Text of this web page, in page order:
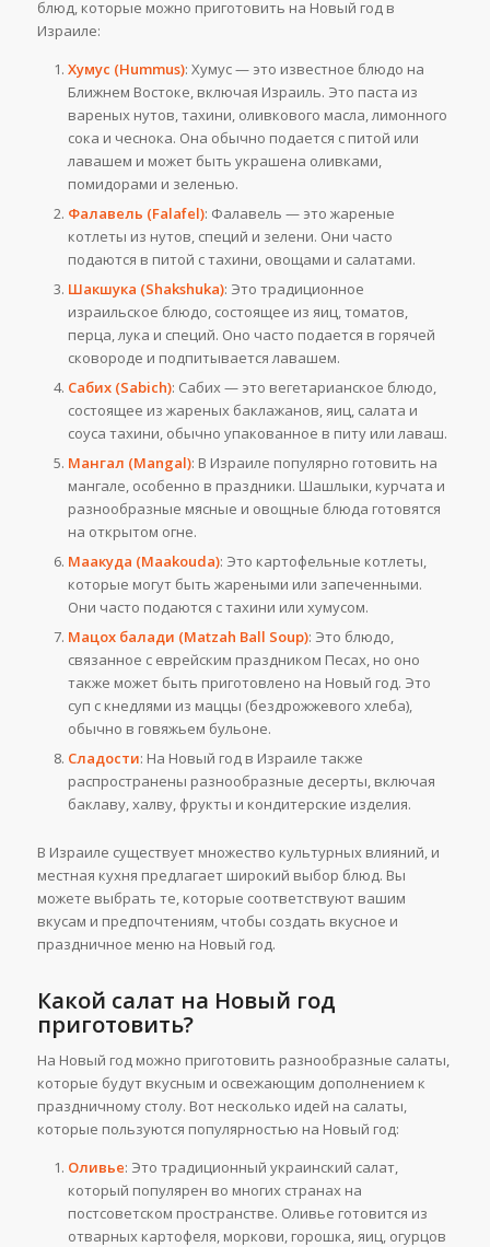
блюд, которые можно приготовить на Новый год в
Израиле:
Хумус (Hummus): Хумус — это известное блюдо на
Ближнем Востоке, включая Израиль. Это паста из
вареных нутов, тахини, оливкового масла, лимонного
сока и чеснока. Она обычно подается с питой или
лавашем и может быть украшена оливками,
помидорами и зеленью.
Фалавель (Falafel): Фалавель — это жареные
котлеты из нутов, специй и зелени. Они часто
подаются в питой с тахини, овощами и салатами.
Шакшука (Shakshuka): Это традиционное
израильское блюдо, состоящее из яиц, томатов,
перца, лука и специй. Оно часто подается в горячей
сковороде и подпитывается лавашем.
Сабих (Sabich): Сабих — это вегетарианское блюдо,
состоящее из жареных баклажанов, яиц, салата и
соуса тахини, обычно упакованное в питу или лаваш.
Мангал (Mangal): В Израиле популярно готовить на
мангале, особенно в праздники. Шашлыки, курчата и
разнообразные мясные и овощные блюда готовятся
на открытом огне.
Маакуда (Maakouda): Это картофельные котлеты,
которые могут быть жареными или запеченными.
Они часто подаются с тахини или хумусом.
Мацох балади (Matzah Ball Soup): Это блюдо,
связанное с еврейским праздником Песах, но оно
также может быть приготовлено на Новый год. Это
суп с кнедлями из маццы (бездрожжевого хлеба),
обычно в говяжьем бульоне.
Сладости: На Новый год в Израиле также
распространены разнообразные десерты, включая
баклаву, халву, фрукты и кондитерские изделия.
В Израиле существует множество культурных влияний, и
местная кухня предлагает широкий выбор блюд. Вы
можете выбрать те, которые соответствуют вашим
вкусам и предпочтениям, чтобы создать вкусное и
праздничное меню на Новый год.
Какой салат на Новый год
приготовить?
На Новый год можно приготовить разнообразные салаты,
которые будут вкусным и освежающим дополнением к
праздничному столу. Вот несколько идей на салаты,
которые пользуются популярностью на Новый год:
Оливье: Это традиционный украинский салат,
который популярен во многих странах на
постсоветском пространстве. Оливье готовится из
отварных картофеля, моркови, горошка, яиц, огурцов